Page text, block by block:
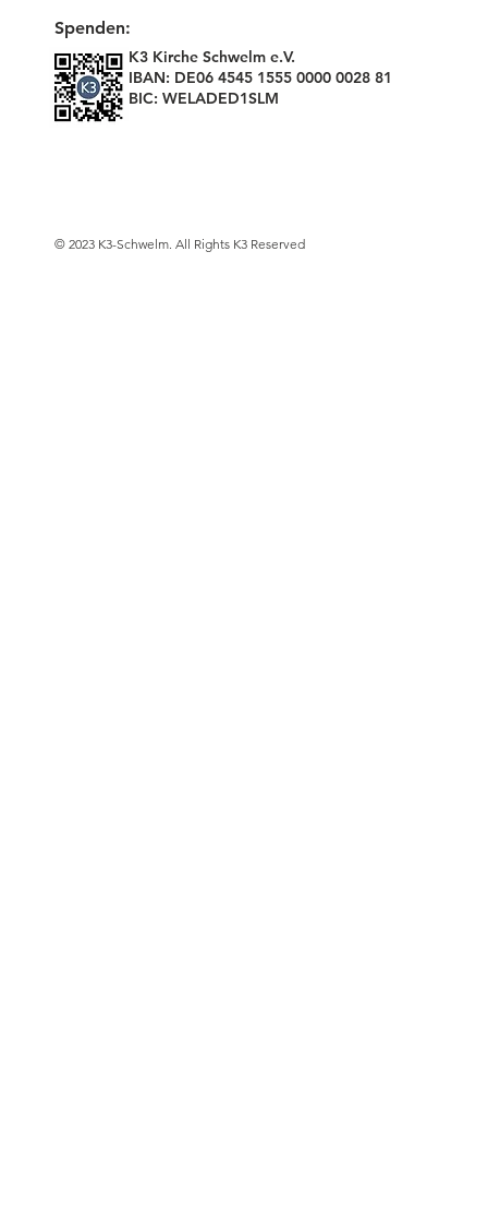
Spenden:
K3 Kirche Schwelm e.V.
IBAN: DE06 4545 1555 0000 0028 81
BIC: WELADED1SLM
© 2023 K3-Schwelm. All Rights K3 Reserved